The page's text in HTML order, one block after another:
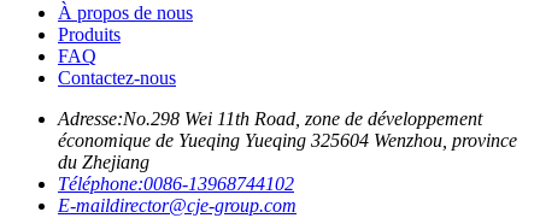
À propos de nous
Produits
FAQ
Contactez-nous
Adresse:No.298 Wei 11th Road, zone de développement
économique de Yueqing Yueqing 325604 Wenzhou, province
du Zhejiang
Téléphone:0086-13968744102
E-maildirector@cje-group.com